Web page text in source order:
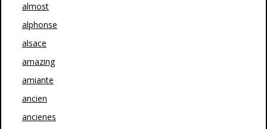
almost
alphonse
alsace
amazing
amiante
ancien
ancienes